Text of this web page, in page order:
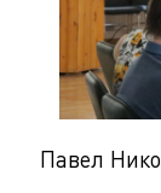
Павел